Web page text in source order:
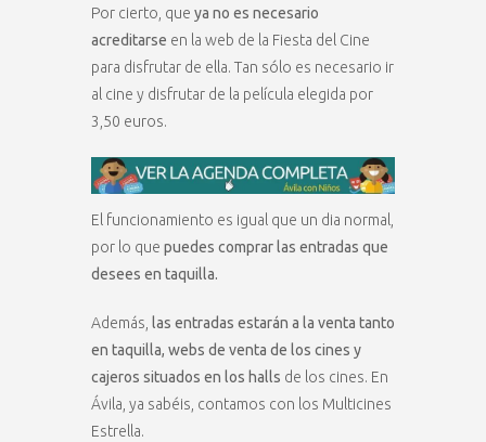
Por cierto, que ya no es necesario
acreditarse en la web de la Fiesta del Cine
para disfrutar de ella. Tan sólo es necesario ir
al cine y disfrutar de la película elegida por
3,50 euros.
El funcionamiento es igual que un dia normal,
por lo que puedes comprar las entradas que
desees en taquilla.
Además, las entradas estarán a la venta tanto
en taquilla, webs de venta de los cines y
cajeros situados en los halls de los cines. En
Ávila, ya sabéis, contamos con los Multicines
Estrella.